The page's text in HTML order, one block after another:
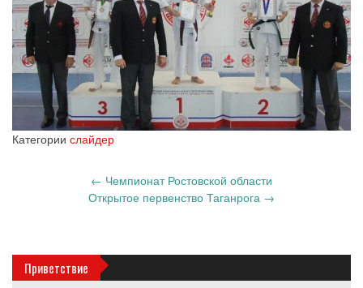
Категории слайдер
← Чемпионат Ростовской области
Открытое первенство Таганрога →
Приветствие